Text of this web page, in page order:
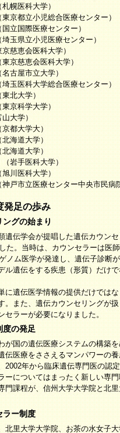
科大学）
小児総合医療センター）
際医療センター）
立小児医療センター）
会医科大学）
恵会医科大学）
市立大学）
大学総合医療センター）
大学）
学大学）
学）
大学大）
道大学）
道大学）
医科大学）
科大学）
医療センター中央市民病
発足の歩み
ングの始まり
遺伝学会が提唱した遺伝カウン
た。当時は、カウンセラーは医
ノム医学が発達し、遺伝子診断
ル遺伝をする疾患（形質）だけ
に遺伝医学情報の提供だけでは
。また、遺伝カウンセリングが
セラーが必要になりました。
度の発足
が国の遺伝医療システムの構築
伝医療をささえるマンパワーの
2002年から臨床遺伝専門医の認
ーについてはまったく新しい専
門課程が、信州大学大学院と北
ラー制度
北里大学大学院、お茶の水女子